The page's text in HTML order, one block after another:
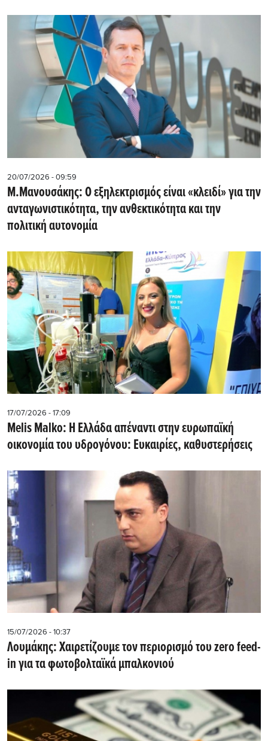
20/07/2026 - 09:59
M.Μανουσάκης: Ο εξηλεκτρισμός είναι «κλειδί» για την
ανταγωνιστικότητα, την ανθεκτικότητα και την
πολιτική αυτονομία
17/07/2026 - 17:09
Melis Malko: Η Ελλάδα απέναντι στην ευρωπαϊκή
οικονομία του υδρογόνου: Ευκαιρίες, καθυστερήσεις
15/07/2026 - 10:37
Λουμάκης: Xαιρετίζουμε τον περιορισμό του zero feed-
in για τα φωτοβολταϊκά μπαλκονιού